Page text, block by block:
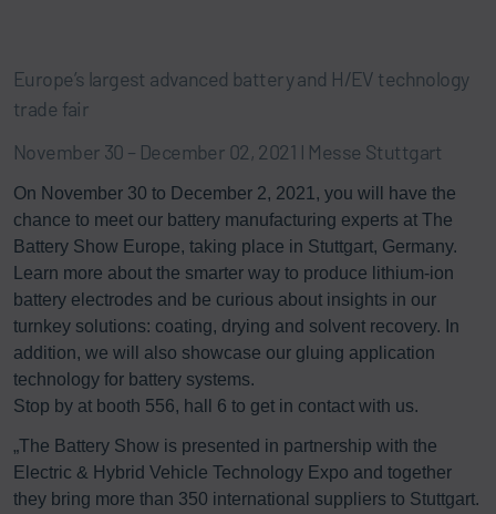
Europe’s largest advanced battery and H/EV technology
trade fair
November 30 – December 02, 2021 I Messe Stuttgart
On November 30 to December 2, 2021, you will have the
chance to meet our battery manufacturing experts at The
Battery Show Europe, taking place in Stuttgart, Germany.
Learn more about the smarter way to produce lithium-ion
battery electrodes and be curious about insights in our
turnkey solutions: coating, drying and solvent recovery.​ In
addition, we will also showcase our gluing application
technology for battery systems. ​
Stop by at booth 556, hall 6 to get in contact with us. ​
„The Battery Show is presented in partnership with the
Electric & Hybrid Vehicle Technology Expo and together
they bring more than 350 international suppliers to Stuttgart.